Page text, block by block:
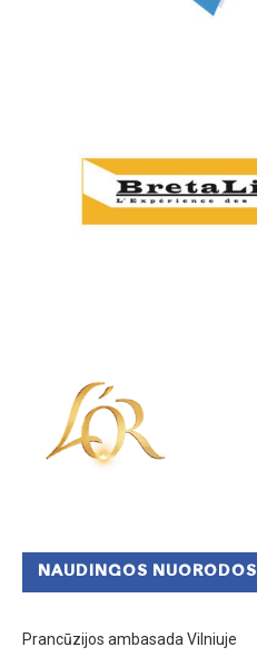
NAUDINGOS NUORODOS
Prancūzijos ambasada Vilniuje